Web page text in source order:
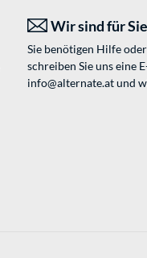
Wir sind für
Sie benötigen Hilfe
schreiben Sie uns eine
info@alternate.atund